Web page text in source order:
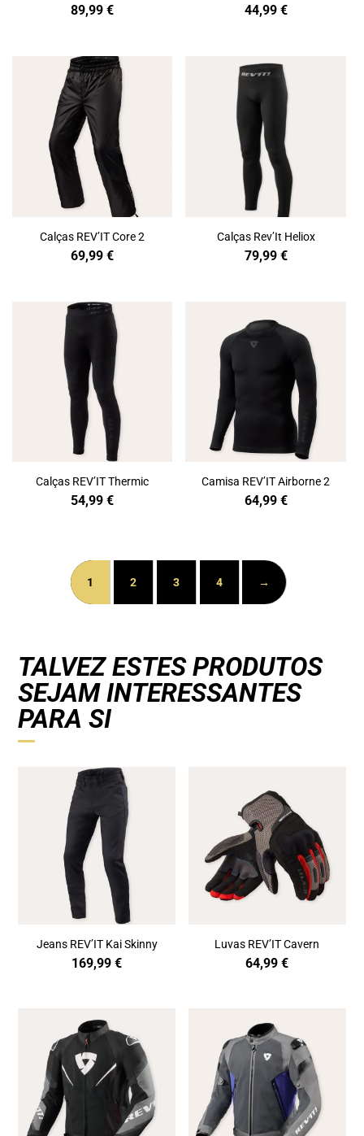
89,99 € 44,99 €
Calças REV’IT Core 2
69,99 €
Calças Rev’It Heliox
79,99 €
Calças REV’IT Thermic
54,99 €
Camisa REV’IT Airborne 2
64,99 €
1 2 3 4 →
TALVEZ ESTES PRODUTOS
SEJAM INTERESSANTES
PARA SI
Jeans REV’IT Kai Skinny
169,99€
Luvas REV’IT Cavern
64,99€